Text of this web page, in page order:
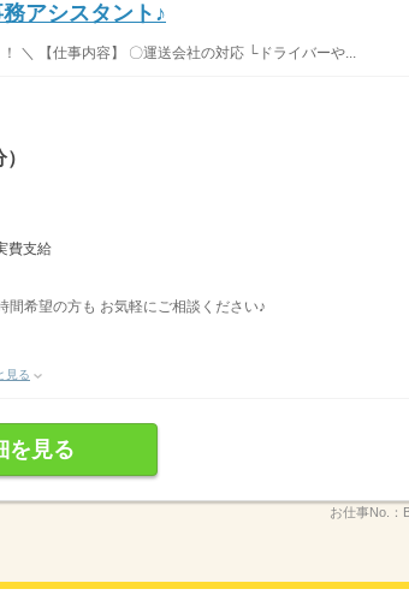
アシスタント♪
＼ 【仕事内容】 〇運送会社の対応 └ドライバーや...
費支給
希望の方も お気軽にご相談ください♪
見る
を見る
お仕事No.：